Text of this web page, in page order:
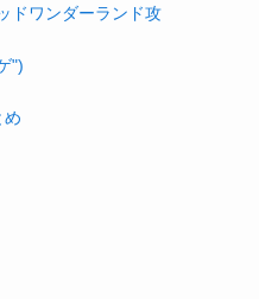
ドワンダーランド攻
")
め